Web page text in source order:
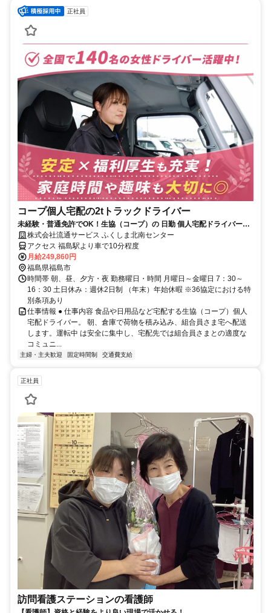
正社員
コープ個人宅配の2tトラックドライバー
未経験・普通免許でOK！生協（コープ）の 日勤 個人宅配ドライバー
（2t）正社員求人！
株式会社流通サービス ふくしま北南センター
アクセス 福島駅より車で10分程度
月給249,860円
福島県福島市
時間帯 朝、昼、夕方・夜 勤務曜日・時間 月曜日～金曜日 7：30～
16：30 土日休み：週休2日制 （年末）年始休暇 ※36協定における特
別条項あり
仕事情報 ● 仕事内容 食品や日用品など宅配する生協（コープ）個人
宅配ドライバー。 朝、倉庫で荷物を積み込み、組合員さま宅へ配送
します。運転中 は安全に集中し、宅配先では組合員さまとの適度な
コミュニ...
主婦・主夫歓迎 固定時間制 交通費支給
正社員
訪問看護ステーションの看護師